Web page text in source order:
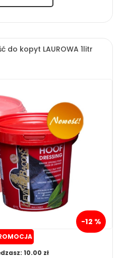
do kopyt LAUROWA 1litr
-12 %
10.00 zł